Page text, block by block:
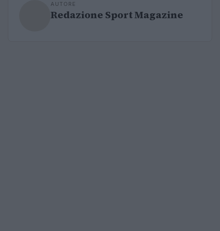
AUTORE
Redazione Sport Magazine